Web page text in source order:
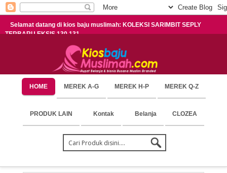
Selamat datang di kios baju muslimah: KOLEKSI SARIMBIT SEPLY
TERBARU EKSIS 130,131
HOME MEREK A-G MEREK H-P MEREK Q-Z
PRODUK LAIN Kontak Belanja CLOZEA